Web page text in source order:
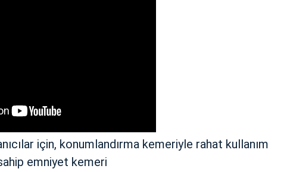
için, konumlandırma kemeriyle rahat kullanım
emniyet kemeri